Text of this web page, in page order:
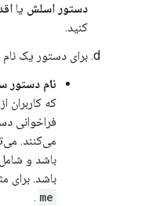
دستور اسلش یا
کنید.
برای دستور یک
نام دستور
که کاربران
فراخوانی
باشد و
باشد. برای
me
.